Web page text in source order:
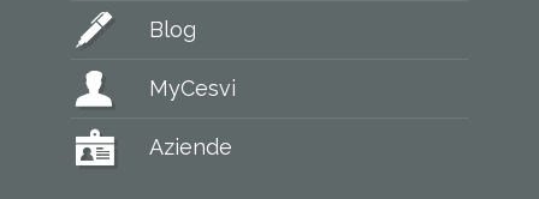
Blog
MyCesvi
Aziende